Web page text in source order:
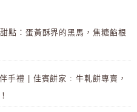
點：蛋黃酥界的黑馬，焦糖餡根
手禮 | 佳賓餅家 : 牛軋餅專賣，